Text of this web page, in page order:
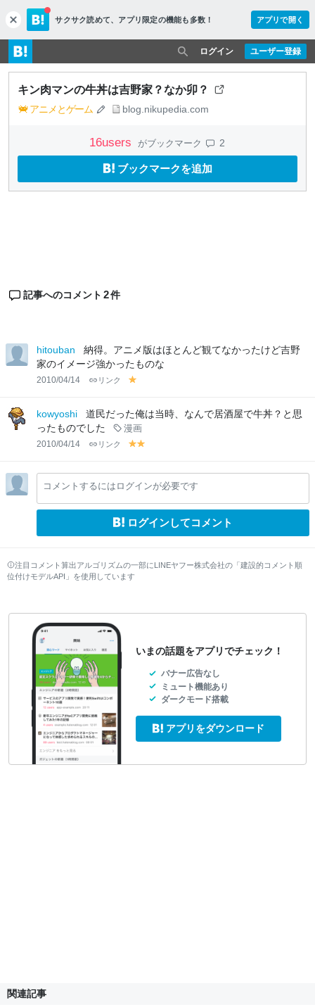
c
l
o
s
e
サクサク読めて、 アプリ限定の機能も多数！ アプリで開く
ユーザー登録
ログイン
キン肉マンの牛丼は吉野家？なか卯？
アニメとゲーム blog.nikupedia.com
16users がブックマーク 2
ブックマークを追加
記事へのコメント 2件
hitouban
納得。アニメ版はほとんど観てなかったけど吉野
家のイメージ強かったものな
2010/04/14 リンク
lo
w
kowyoshi
道民だった俺は当時、なんで居酒屋で牛丼？と思
ったものでした
漫画
2010/04/14 リンク
y
lo
w
lo
w
コメントするにはログインが必要です
ログインしてコメント
注目コメント算出アルゴリズムの一部にLINEヤフー株式会社の「建設的コメント順
位付けモデルAPI」を使用しています
いまの話題をアプリでチェック！
バナー広告なし
ミュート機能あり
ダークモード搭載
アプリをダウンロード
関連記事